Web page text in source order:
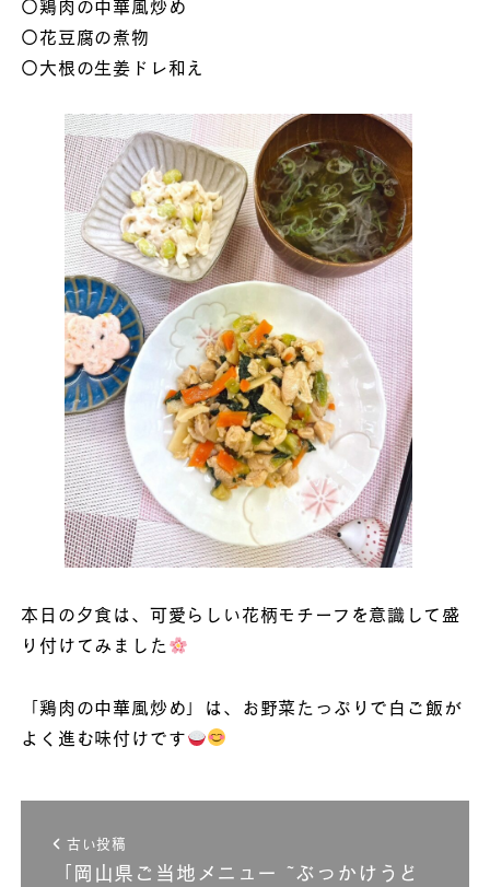
〇鶏肉の中華風炒め
〇花豆腐の煮物
〇大根の生姜ドレ和え
本日の夕食は、可愛らしい花柄モチーフを意識して盛
り付けてみました
「鶏肉の中華風炒め」は、お野菜たっぷりで白ご飯が
よく進む味付けです
古い投稿
「岡山県ご当地メニュー ~ぶっかけうど